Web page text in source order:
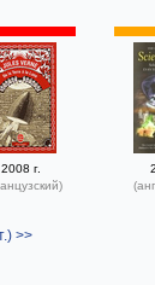
2008 г.
>>